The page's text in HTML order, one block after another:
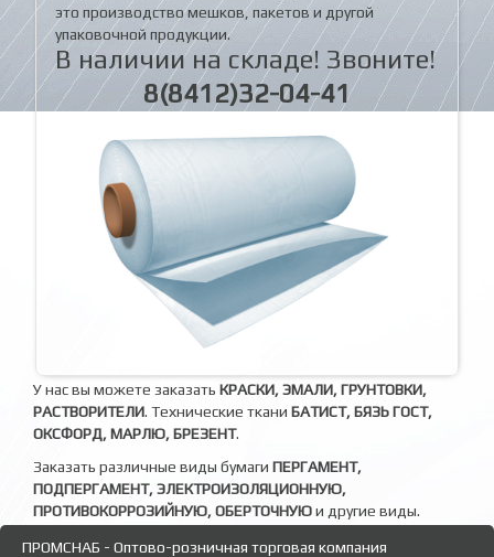
это производство мешков, пакетов и другой
упаковочной продукции.
В наличии на складе! Звоните!
8(8412)32-04-41
У нас вы можете заказать КРАСКИ, ЭМАЛИ, ГРУНТОВКИ,
РАСТВОРИТЕЛИ. Технические ткани БАТИСТ, БЯЗЬ ГОСТ,
ОКСФОРД, МАРЛЮ, БРЕЗЕНТ.
Заказать различные виды бумаги ПЕРГАМЕНТ,
ПОДПЕРГАМЕНТ, ЭЛЕКТРОИЗОЛЯЦИОННУЮ,
ПРОТИВОКОРРОЗИЙНУЮ, ОБЕРТОЧНУЮи другие виды.
ПРОМСНАБ - Оптово-розничная торговая компания